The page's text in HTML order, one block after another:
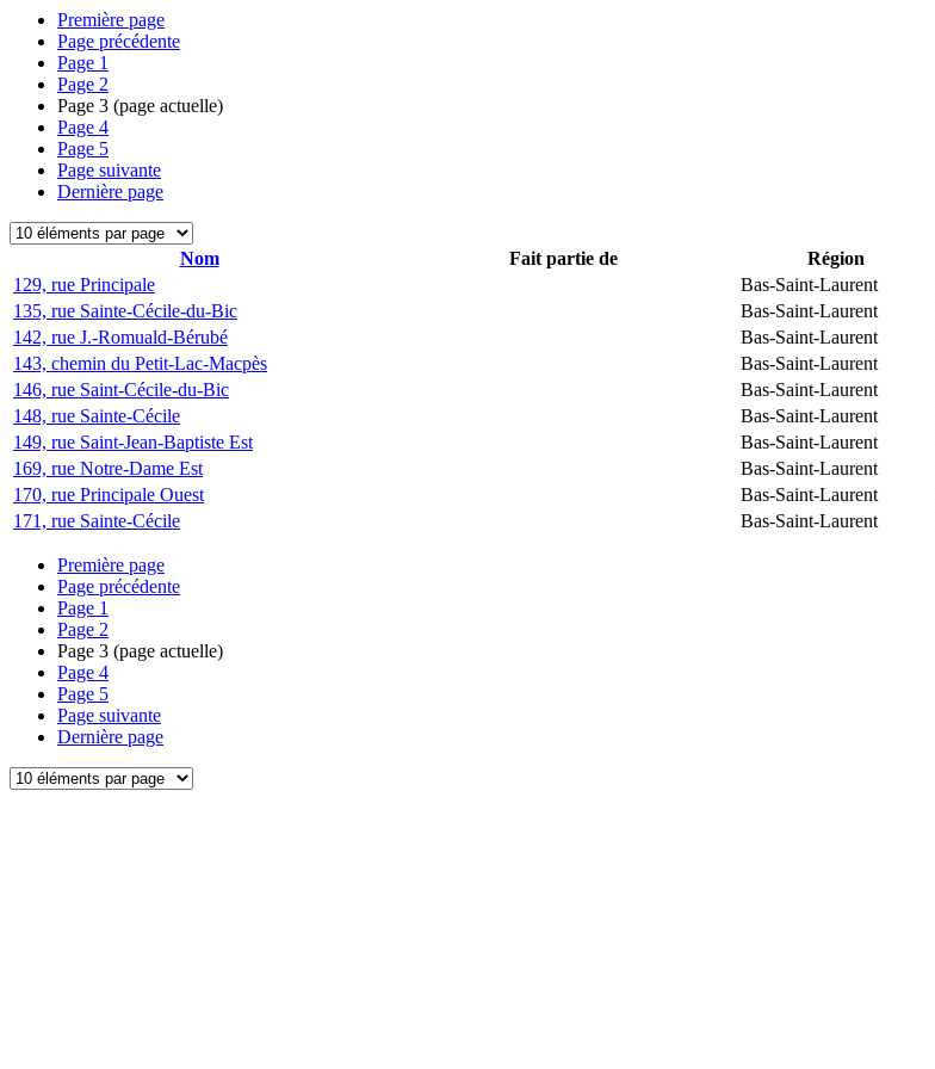
Première page
Page précédente
Page 1
Page 2
Page 3 (page actuelle)
Page 4
Page 5
Page suivante
Dernière page
Nom Fait partie de Région
129, rue Principale
Bas-Saint-Laurent
135, rue Sainte-Cécile-du-Bic
Bas-Saint-Laurent
142, rue J.-Romuald-Bérubé
Bas-Saint-Laurent
143, chemin du Petit-Lac-Macpès
Bas-Saint-Laurent
146, rue Saint-Cécile-du-Bic
Bas-Saint-Laurent
148, rue Sainte-Cécile
Bas-Saint-Laurent
149, rue Saint-Jean-Baptiste Est
Bas-Saint-Laurent
169, rue Notre-Dame Est
Bas-Saint-Laurent
170, rue Principale Ouest
Bas-Saint-Laurent
171, rue Sainte-Cécile
Bas-Saint-Laurent
Première page
Page précédente
Page 1
Page 2
Page 3 (page actuelle)
Page 4
Page 5
Page suivante
Dernière page